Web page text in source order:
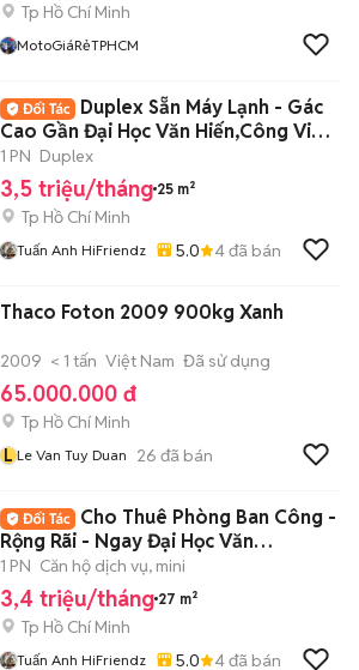
Tp Hồ Chí Minh
MotoGiáRẻTPHCM
Duplex Sẵn Máy Lạnh - Gác
Cao Gần Đại Học Văn Hiến,Công Viên
Đầm Sen
1 PN Duplex
3,5 triệu/tháng 25 m²
Tp Hồ Chí Minh
Tuấn Anh HiFriendz 5.0 4đã bán
Thaco Foton 2009 900kg Xanh
2009 < 1 tấn Việt Nam Đã sử dụng
65.000.000 đ
Tp Hồ Chí Minh
L Le Van Tuy Duan 26 đã bán
Cho Thuê Phòng Ban Công -
Rộng Rãi - Ngay Đại Học Văn
Hiến,Đầm Sen
1 PN Căn hộ dịch vụ, mini
3,4 triệu/tháng 27 m²
Tp Hồ Chí Minh
Tuấn Anh HiFriendz 5.0 4đã bán